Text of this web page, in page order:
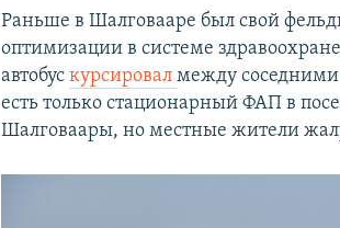
Раньше в Шалговааре был свой
оптимизации в системе
автобускурсировалмежду
есть только стационарный ФАП в
Шалговаары, но местные жители